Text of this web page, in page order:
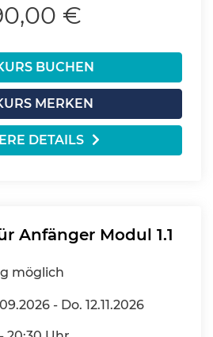
€
BUCHEN
MERKEN
DETAILS
Anfänger Modul 1.1
möglich
- Do. 12.11.2026